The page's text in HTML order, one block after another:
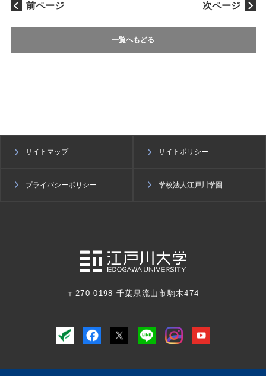
前ページ 次ページ
一覧へもどる
サイトマップ サイトポリシー
プライバシーポリシー 学校法人江戸川学園
〒270-0198 千葉県流山市駒木474